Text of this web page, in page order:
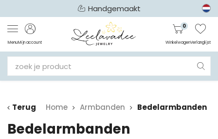
Handgemaakt
MenuMijn account
0
WinkelwagenVerlanglijst
Terug Home Armbanden Bedelarmbanden
Bedelarmbanden